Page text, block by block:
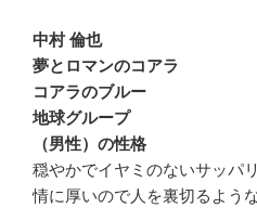
中村 倫也
夢とロマンのコアラ
コアラのブルー
地球グループ
（男性）の性格
穏やかでイヤミのないサッパ
情に厚いので人を裏切るよう